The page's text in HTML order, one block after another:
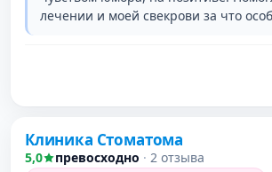
лечении и моей свекрови за что
Клиника Стоматома
5,0 превосходно · 2 отзыва